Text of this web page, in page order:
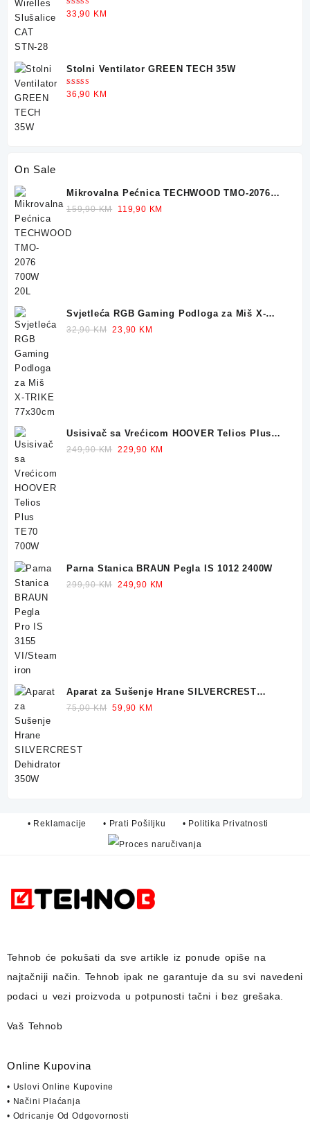
Ocjenjeno
5.00od 5
33,90 KM
Stolni Ventilator GREEN TECH 35W
Ocjenjeno
5.00od 5
36,90 KM
On Sale
Mikrovalna Pećnica TECHWOOD TMO-2076
700W 20L
159,90KM
Original
119,90 KM
Svjetleća RGB Gaming Podloga za Miš X-
TRIKE 77x30cm
32,90KM Original
23,90 KM
Usisivač sa Vrećicom HOOVER Telios Plus
TE70 700W
249,90KM Original
229,90 KM
Parna Stanica BRAUN Pegla IS 1012 2400W
299,90KM Original
249,90 KM
Aparat za Sušenje Hrane SILVERCREST
Dehidrator 350W
75,00KM Original
59,90 KM
• Reklamacije • Prati Pošiljku • Politika Privatnosti
Tehnob će pokušati da sve artikle iz ponude opiše na
najtačniji način. Tehnob ipak ne garantuje da su svi navedeni
podaci u vezi proizvoda u potpunosti tačni i bez grešaka.
Vaš Tehnob
Online Kupovina
• Uslovi Online Kupovine
• Načini Plaćanja
• Odricanje Od Odgovornosti